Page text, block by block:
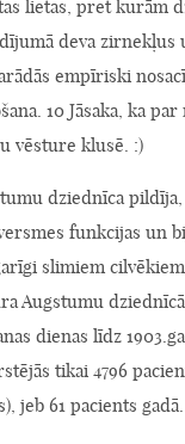
lietas, pret kurām
deva zirnekļus
empīriski
10 Jāsaka, ka par
vēsture klusē. :)
dziednīca
funkcijas un
slimiem
Augstumu
dienas līdz
tikai 4796
jeb 61 pacients gadā.